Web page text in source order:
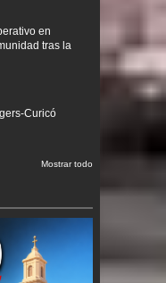
en
tras la
Curicó
Mostrar todo